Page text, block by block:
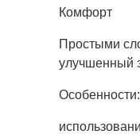
Комфорт
Простыми
улучшенный
Особенности: